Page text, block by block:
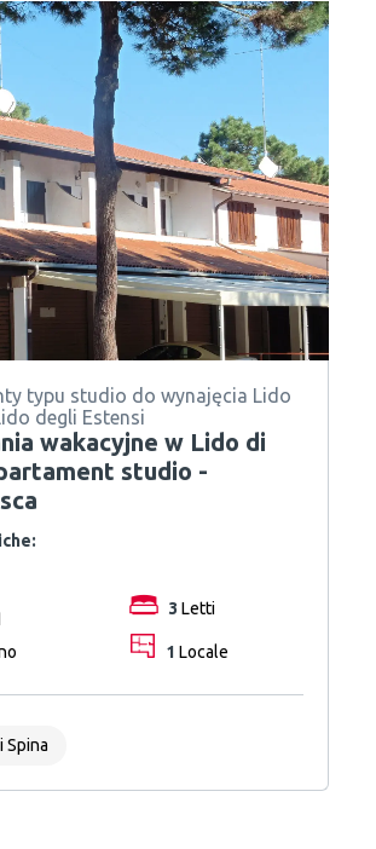
typu studio do wynajęcia Lido
degli Estensi
wakacyjne w Lido di
studio -
3 Letti
1 Locale
Spina